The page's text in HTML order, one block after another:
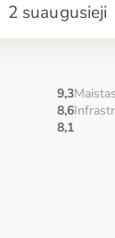
2 suaugusieji
9,3
8,6
8,1
Maistas